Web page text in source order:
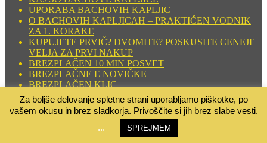
UPORABA BACHOVIH KAPLJIC
O BACHOVIH KAPLJICAH – PRAKTIČEN VODNIK
ZA 1. KORAKE
KUPUJETE PRVIČ? DVOMITE? POSKUSITE CENEJE –
VELJA ZA PRVI NAKUP
BREZPLAČEN 10 MIN POSVET
BREZPLAČNE E NOVIČKE
BREZPLAČEN KLIC
TABELA BACHOVIH KAPLJIC
SRČNO DUŠNO SPOROČILO
Copyright © 2026 Bachove kapljice–OnePress
Za boljše delovanje spletne strani uporabljamo piškotke, po
vašem okusu in brez sladkorja. Privoščite si jih brez slabe vesti.
...
SPREJMEM